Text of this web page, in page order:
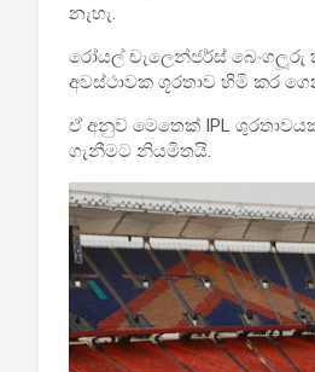
නැහැ.
රෝයල් චැලෙන්ජර්ස් බෙංගලූරු
අවස්ථාවක ශූරතාව හිමි කර
ඒ අනුව මෙතෙක් IPL
ගැනීමට නියමිතයි.